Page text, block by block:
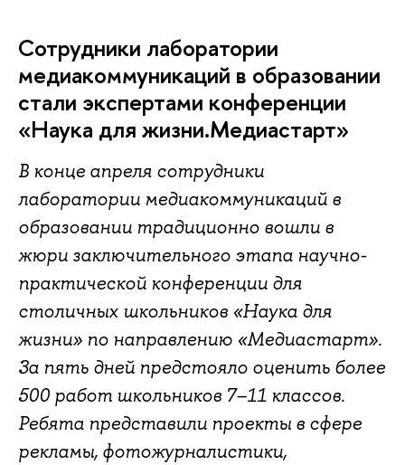
Сотрудники лаборатории
медиакоммуникаций в образовании
стали экспертами конференции
«Наука для жизни.Медиастарт»
В конце апреля сотрудники
лаборатории медиакоммуникаций в
образовании традиционно вошли в
жюри заключительного этапа научно-
практической конференции для
столичных школьников «Наука для
жизни» по направлению «Медиастарт».
За пять дней предстояло оценить более
500 работ школьников 7–11 классов.
Ребята представили проекты в сфере
рекламы, фотожурналистики,